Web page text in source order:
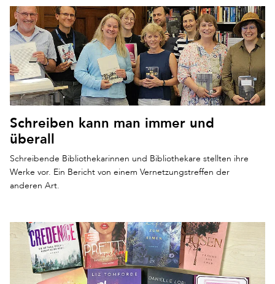
Schreiben kann man immer und
überall
Schreibende Bibliothekarinnen und Bibliothekare stellten ihre
Werke vor. Ein Bericht von einem Vernetzungstreffen der
anderen Art.